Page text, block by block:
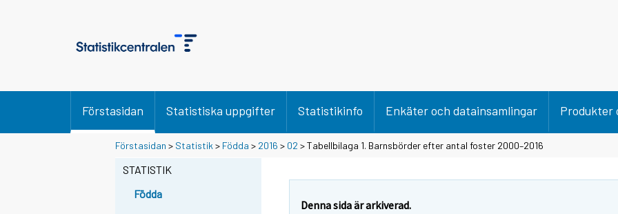
Förstasidan Statistiska uppgifter Statistikinfo Enkäter och datainsamlingar Produkter
Förstasidan > Statistik > Födda > 2016 > 02 > Tabellbilaga 1. Barnsbörder efter antal foster 2000–2016
STATISTIK
Födda
Denna sida är arkiverad.